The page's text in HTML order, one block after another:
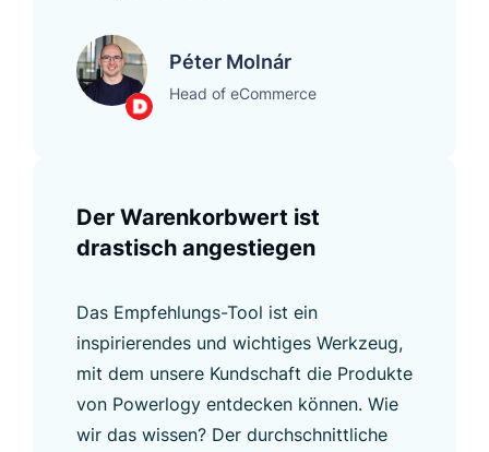
Péter Molnár
Head of eCommerce
Der Warenkorbwert ist
drastisch angestiegen
Das Empfehlungs-Tool ist ein
inspirierendes und wichtiges Werkzeug,
mit dem unsere Kundschaft die Produkte
von Powerlogy entdecken können. Wie
wir das wissen? Der durchschnittliche